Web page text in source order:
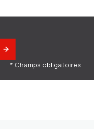
* Champs obligatoires